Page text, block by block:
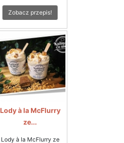
Zobacz przepis!
Lody à la McFlurry
ze...
Lody à la McFlurry ze